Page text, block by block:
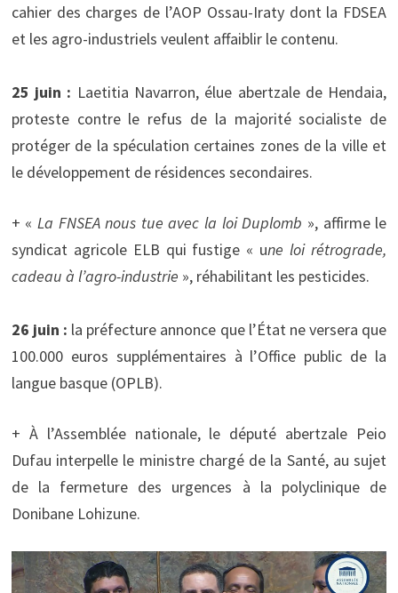
cahier des charges de l’AOP Ossau-Iraty dont la FDSEA
et les agro-industriels veulent affaiblir le contenu.
25 juin : Laetitia Navarron, élue abertzale de Hendaia,
proteste contre le refus de la majorité socialiste de
protéger de la spéculation certaines zones de la ville et
le développement de résidences secondaires.
+ « La FNSEA nous tue avec la loi Duplomb », affirme le
syndicat agricole ELB qui fustige « une loi rétrograde,
cadeau à l’agro-industrie », réhabilitant les pesticides.
26 juin : la préfecture annonce que l’État ne versera que
100.000 euros supplémentaires à l’Office public de la
langue basque (OPLB).
+ À l’Assemblée nationale, le député abertzale Peio
Dufau interpelle le ministre chargé de la Santé, au sujet
de la fermeture des urgences à la polyclinique de
Donibane Lohizune.